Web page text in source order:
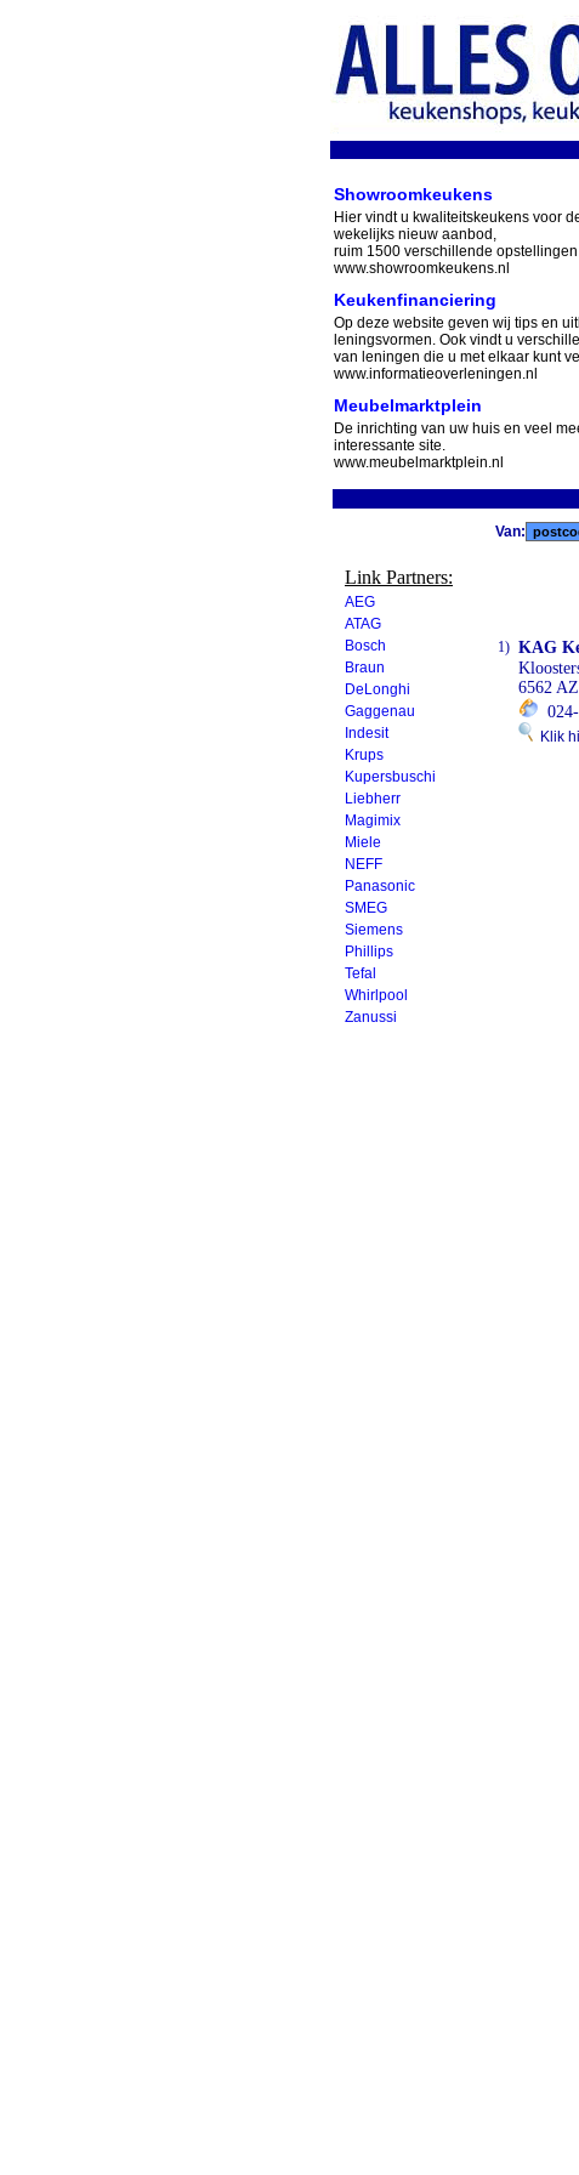
Showroomkeukens
Hier vindt u kwaliteitskeukens voor
wekelijks nieuw aanbod,
ruim 1500 verschillende
www.showroomkeukens.nl
Keukenfinanciering
Op deze website geven wij tips en
leningsvormen. Ook vindt u
van leningen die u met elkaar kunt
www.informatieoverleningen.nl
Meubelmarktplein
De inrichting van uw huis en veel
interessante site.
www.meubelmarktplein.nl
Link Partners:
AEG
ATAG
Bosch
Braun
DeLonghi
Gaggenau
Indesit
Krups
Kupersbuschi
Liebherr
Magimix
Miele
NEFF
Panasonic
SMEG
Siemens
Phillips
Tefal
Whirlpool
Zanussi
Van:
1) KAG
6562
Klik